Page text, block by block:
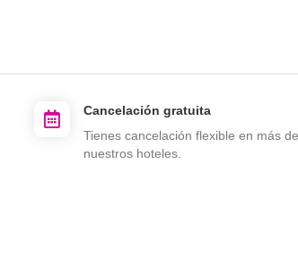
Cancelación gratuita
Tienes cancelación flexible en más
nuestros hoteles.